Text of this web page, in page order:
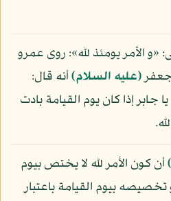
«و الأمر يومئذ لله»: روى عمرو
(عليه السلام)أنه قال:
جابر إذا كان يوم القيامة بادت
أن كون الأمر لله لا يختص بيوم
و تخصيصه بيوم القيامة باعتبار